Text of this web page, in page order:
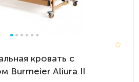
кровать с
Burmeier Aliura II